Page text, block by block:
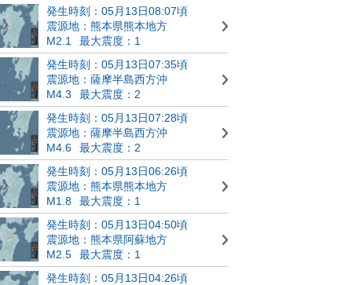
発生時刻：05月13日08:07頃
震源地：熊本県熊本地方
M2.1
最大震度：1
発生時刻：05月13日07:35頃
震源地：薩摩半島西方沖
M4.3
最大震度：2
発生時刻：05月13日07:28頃
震源地：薩摩半島西方沖
M4.6
最大震度：2
発生時刻：05月13日06:26頃
震源地：熊本県熊本地方
M1.8
最大震度：1
発生時刻：05月13日04:50頃
震源地：熊本県阿蘇地方
M2.5
最大震度：1
発生時刻：05月13日04:26頃